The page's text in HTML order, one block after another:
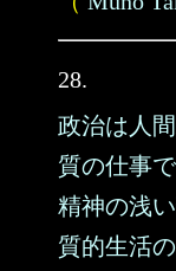
28.
政治は人
質の仕事で
精神の浅
質的生活